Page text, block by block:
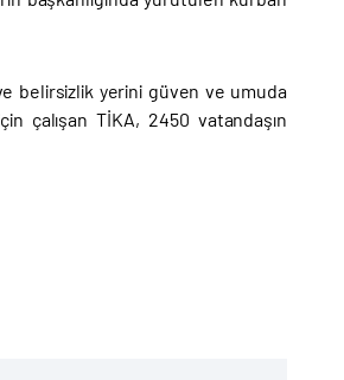
belirsizlik yerini güven ve umuda
çalışan TİKA, 2450 vatandaşın